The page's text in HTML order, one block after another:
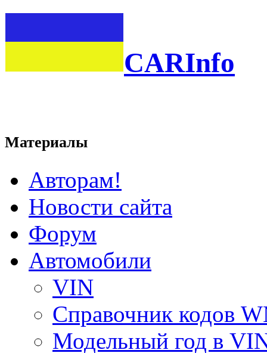
CARInfo
Материалы
Авторам!
Новости сайта
Форум
Автомобили
VIN
Справочник кодов
Модельный год в